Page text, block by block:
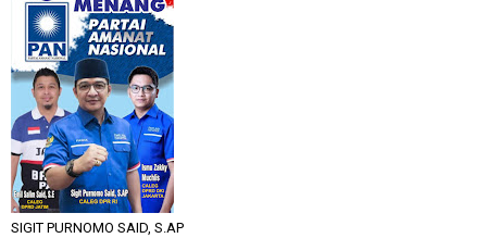
SIGIT PURNOMO SAID, S.AP